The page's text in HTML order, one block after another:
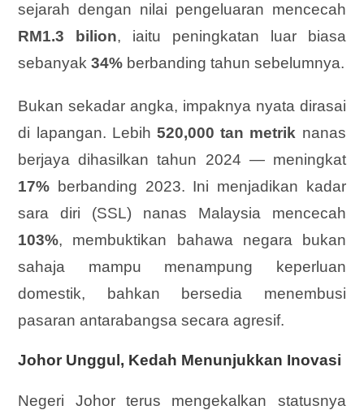
sejarah dengan nilai pengeluaran mencecah
RM1.3 bilion, iaitu peningkatan luar biasa
sebanyak34% berbanding tahun sebelumnya.
Bukan sekadar angka, impaknya nyata dirasai
di lapangan. Lebih 520,000 tan metrik nanas
berjaya dihasilkan tahun 2024 — meningkat
17% berbanding 2023. Ini menjadikan kadar
sara diri (SSL) nanas Malaysia mencecah
103%, membuktikan bahawa negara bukan
sahaja mampu menampung keperluan
domestik, bahkan bersedia menembusi
pasaran antarabangsa secara agresif.
Johor Unggul, Kedah Menunjukkan Inovasi
Negeri Johor terus mengekalkan statusnya